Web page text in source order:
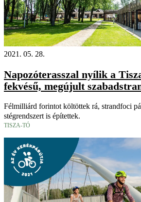
2021. 05. 28.
Napozóterasszal nyílik a
fekvésű, megújult
Félmilliárd forintot költöttek rá, strandfoci
stégrendszert is építettek.
TISZA-TÓ